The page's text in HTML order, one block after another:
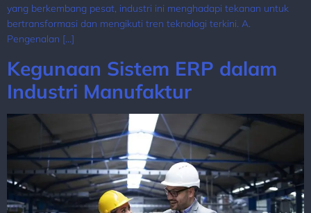
yang berkembang pesat, industri ini menghadapi tekanan untuk
bertransformasi dan mengikuti tren teknologi terkini. A.
Pengenalan […]
Kegunaan Sistem ERP dalam
Industri Manufaktur